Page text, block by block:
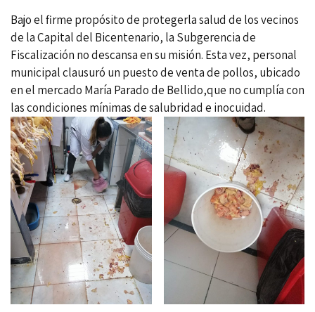
Bajo el firme propósito de protegerla salud de los vecinos
de la Capital del Bicentenario, la Subgerencia de
Fiscalización no descansa en su misión. Esta vez, personal
municipal clausuró un puesto de venta de pollos, ubicado
en el mercado María Parado de Bellido,que no cumplía con
las condiciones mínimas de salubridad e inocuidad.